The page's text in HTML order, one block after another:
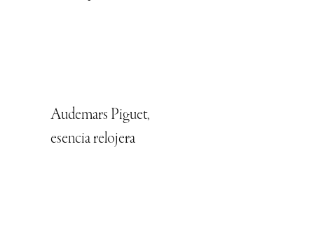
Audemars Piguet,
esencia relojera